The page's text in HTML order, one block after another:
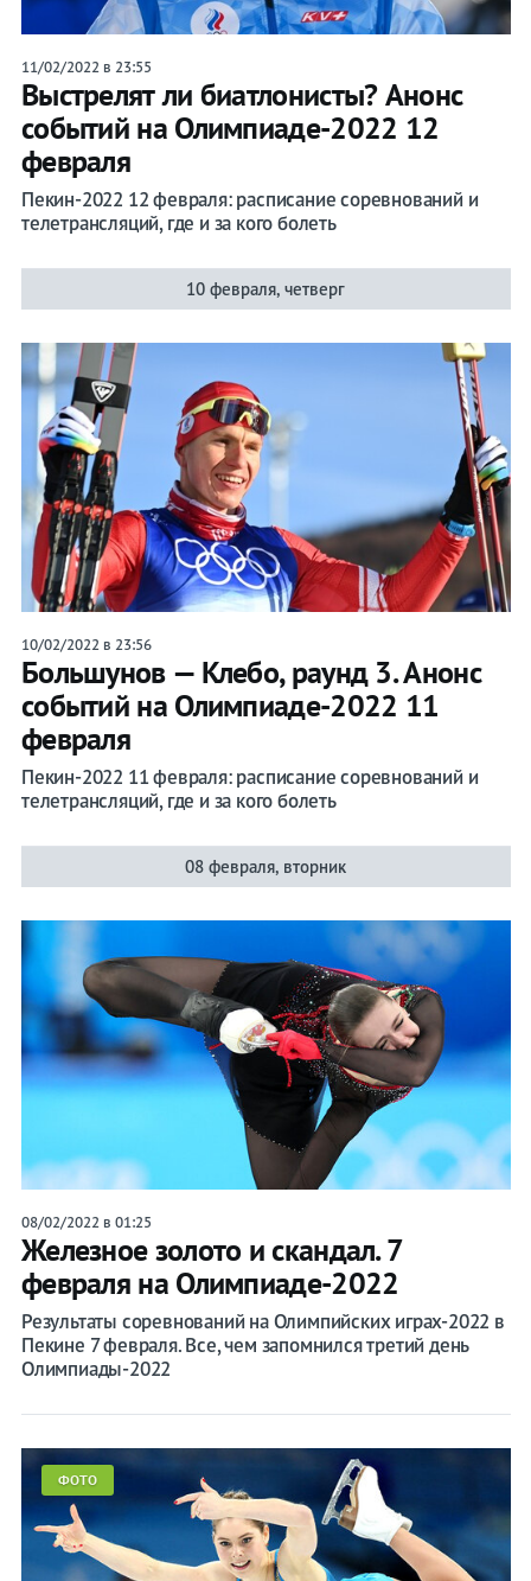
11/02/2022 в 23:55
Выстрелят ли биатлонисты? Анонс
событий на Олимпиаде-2022 12
февраля
Пекин-2022 12 февраля: расписание соревнований и
телетрансляций, где и за кого болеть
10 февраля, четверг
10/02/2022 в 23:56
Большунов — Клебо, раунд 3. Анонс
событий на Олимпиаде-2022 11
февраля
Пекин-2022 11 февраля: расписание соревнований и
телетрансляций, где и за кого болеть
08 февраля, вторник
08/02/2022 в 01:25
Железное золото и скандал. 7
февраля на Олимпиаде-2022
Результаты соревнований на Олимпийских играх-2022 в
Пекине 7 февраля. Все, чем запомнился третий день
Олимпиады-2022
ФОТО